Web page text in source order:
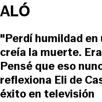
ALÓ
"Perdí humildad
creía la muerte.
Pensé que eso
reflexiona Eli de
éxito en televisión